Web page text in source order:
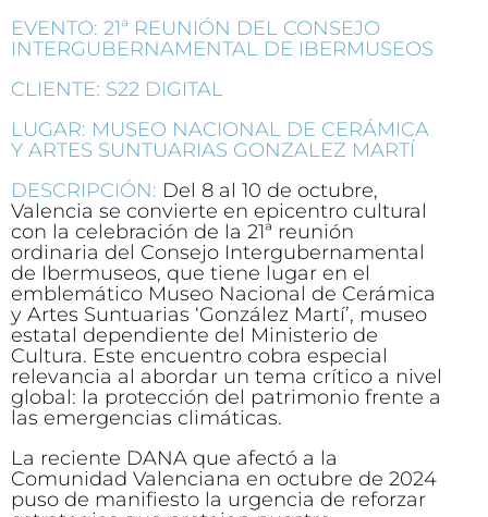
EVENTO: 21ª REUNIÓN DEL CONSEJO
INTERGUBERNAMENTAL DE IBERMUSEOS
CLIENTE: S22 DIGITAL
LUGAR: MUSEO NACIONAL DE CERÁMICA
Y ARTES SUNTUARIAS GONZALEZ MARTÍ
DESCRIPCIÓN: Del 8 al 10 de octubre,
Valencia se convierte en epicentro cultural
con la celebración de la 21ª reunión
ordinaria del Consejo Intergubernamental
de Ibermuseos, que tiene lugar en el
emblemático Museo Nacional de Cerámica
y Artes Suntuarias ‘González Martí’, museo
estatal dependiente del Ministerio de
Cultura. Este encuentro cobra especial
relevancia al abordar un tema crítico a nivel
global: la protección del patrimonio frente a
las emergencias climáticas.
La reciente DANA que afectó a la
Comunidad Valenciana en octubre de 2024
puso de manifiesto la urgencia de reforzar